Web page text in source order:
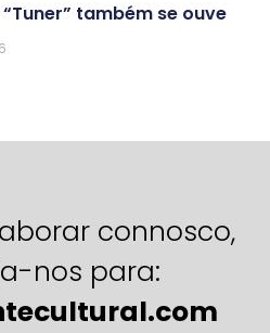
também se ouve
connosco,
nos para: